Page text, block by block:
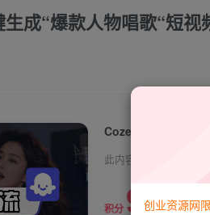
成“爆款人物唱歌“短
Coze扣子智能体工
此内容为付费资源，
积分 9.9
创业资源网